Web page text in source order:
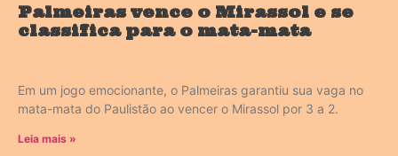
Palmeiras vence o Mirassol e se
classifica para o mata-mata
Em um jogo emocionante, o Palmeiras garantiu sua vaga no
mata-mata do Paulistão ao vencer o Mirassol por 3 a 2.
Leia mais »